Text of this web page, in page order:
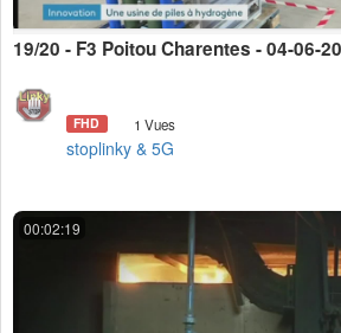
19/20 - F3 Poitou Charentes - 04-06-
FHD 1 Vues
stoplinky & 5G
00:02:19